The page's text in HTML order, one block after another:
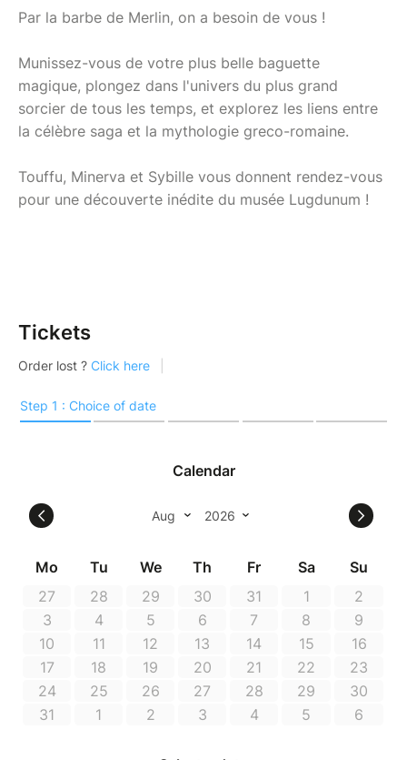
Par la barbe de Merlin, on a besoin de vous !
Munissez-vous de votre plus belle baguette
magique, plongez dans l'univers du plus grand
sorcier de tous les temps, et explorez les liens entre
la célèbre saga et la mythologie greco-romaine.
Touffu, Minerva et Sybille vous donnent rendez-vous
pour une découverte inédite du musée Lugdunum !
Tickets